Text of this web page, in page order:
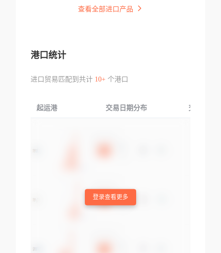
查看全部进口产品
港口统计
进口贸易匹配到共计 10+个港口
起运港 交易日期分布 交易产品
登录查看更多